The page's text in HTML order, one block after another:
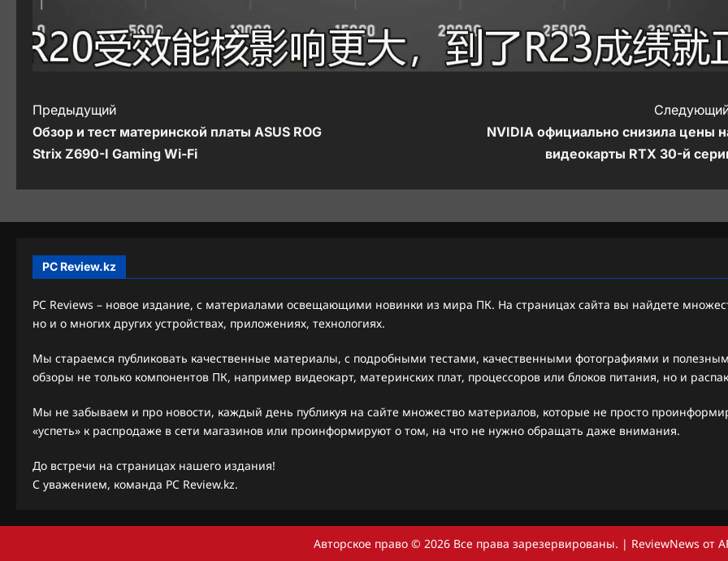
Н
а
г
а
и
з
а
п
и
с
и
Предыдущий
Обзор и тест материнской платы ASUS ROG
Strix Z690-I Gaming Wi-Fi
NVIDIA официально снизила цены
видеокарты RTX 30-й
PC Review.kz
PC Reviews – новое издание, с материалами освещающими новинки из мира ПК. На страницах сайта вы найдете
но и о многих других устройствах, приложениях, технологиях.
Мы стараемся публиковать качественные материалы, с подробными тестами, качественными фотографиями и
обзоры не только компонентов ПК, например видеокарт, материнских плат, процессоров или блоков питания, но и
Мы не забываем и про новости, каждый день публикуя на сайте множество материалов, которые не просто
«успеть» к распродаже в сети магазинов или проинформируют о том, на что не нужно обращать даже внимания.
До встречи на страницах нашего издания!
С уважением, команда PC Review.kz.
Авторское право © 2026 Все права зарезервированы. | ReviewNews от